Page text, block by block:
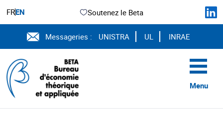
FREN Soutenez le Beta
Messageries : UNISTRA UL INRAE
Menu